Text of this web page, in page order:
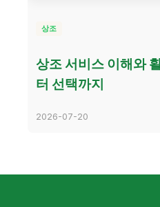
상조
상조 서비스 이해와
터 선택까지
2026-07-20